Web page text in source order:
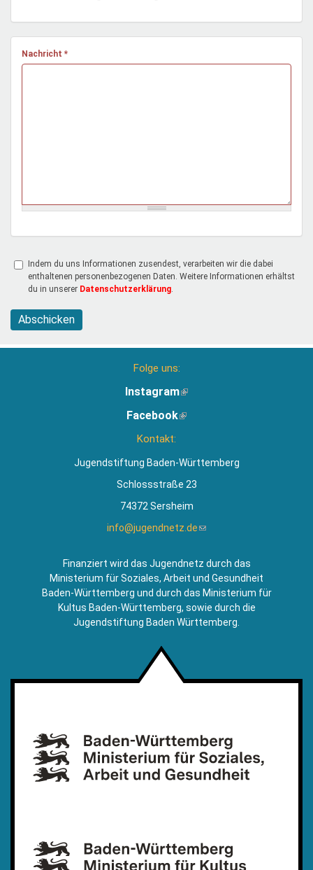
Demokratie & Beteiligung
Nachricht *
Indem du uns Informationen zusendest, verarbeiten wir die dabei
enthaltenen personenbezogenen Daten. Weitere Informationen erhältst
du in unserer Datenschutzerklärung
Abschicken
Folge uns:
Instagram(Link
extern)
Facebook(Link
Kontakt:
Jugendstiftung Baden-Württemberg
Schlossstraße 23
74372 Sersheim
info@jugendnetz.de(Link
Mail)
Finanziert wird das Jugendnetz durch das
Ministerium für Soziales, Arbeit und Gesundheit
Baden-Württemberg und durch das Ministerium für
Kultus Baden-Württemberg, sowie durch die
Jugendstiftung Baden Württemberg.